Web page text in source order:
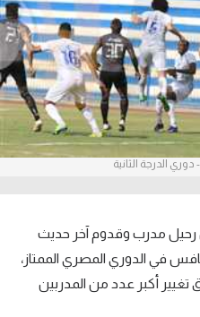
الدرجة الثانية
رحيل مدرب وقدوم آخر حديث
في الدوري المصري الممتاز،
تغيير أكبر عدد من المدربين